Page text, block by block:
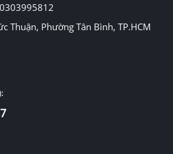
Thuận, Phường Tân Bình, TP.HCM